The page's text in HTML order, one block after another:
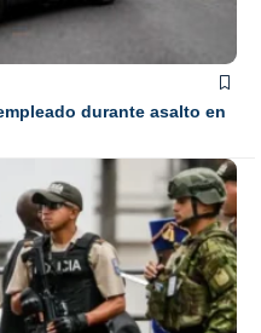
durante asalto en